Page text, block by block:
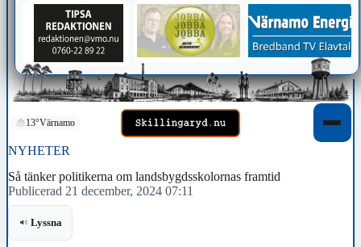
13°Värnamo
NYHETER
Så tänker politikerna om landsbygdsskolornas framtid
Publicerad 21 december, 2024 07:11
Lyssna